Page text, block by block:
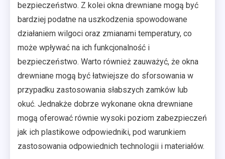
bezpieczeństwo. Z kolei okna drewniane mogą być
bardziej podatne na uszkodzenia spowodowane
działaniem wilgoci oraz zmianami temperatury, co
może wpływać na ich funkcjonalność i
bezpieczeństwo. Warto również zauważyć, że okna
drewniane mogą być łatwiejsze do sforsowania w
przypadku zastosowania słabszych zamków lub
okuć. Jednakże dobrze wykonane okna drewniane
mogą oferować równie wysoki poziom zabezpieczeń
jak ich plastikowe odpowiedniki, pod warunkiem
zastosowania odpowiednich technologii i materiałów.